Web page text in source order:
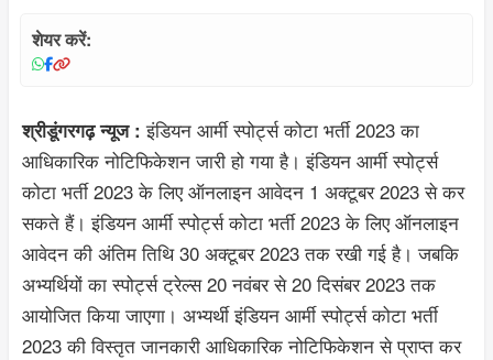
शेयर करें:
श्रीडूंगरगढ़ न्यूज : इंडियन आर्मी स्पोर्ट्स कोटा भर्ती 2023 का
आधिकारिक नोटिफिकेशन जारी हो गया है। इंडियन आर्मी स्पोर्ट्स
कोटा भर्ती 2023 के लिए ऑनलाइन आवेदन 1 अक्टूबर 2023 से कर
सकते हैं। इंडियन आर्मी स्पोर्ट्स कोटा भर्ती 2023 के लिए ऑनलाइन
आवेदन की अंतिम तिथि 30 अक्टूबर 2023 तक रखी गई है। जबकि
अभ्यर्थियों का स्पोर्ट्स ट्रेल्स 20 नवंबर से 20 दिसंबर 2023 तक
आयोजित किया जाएगा। अभ्यर्थी इंडियन आर्मी स्पोर्ट्स कोटा भर्ती
2023 की विस्तृत जानकारी आधिकारिक नोटिफिकेशन से प्राप्त कर